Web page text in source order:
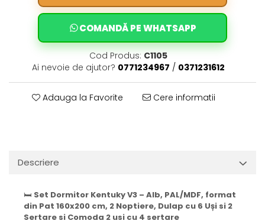
COMANDĂ PE WHATSAPP
Cod Produs: C1105
Ai nevoie de ajutor? 0771234967 / 0371231612
Adauga la Favorite Cere informatii
Descriere
🛏️ Set Dormitor Kentuky V3 – Alb, PAL/MDF, format
din Pat 160x200 cm, 2 Noptiere, Dulap cu 6 Uși si 2
Sertare si Comoda 2 usi cu 4 sertare